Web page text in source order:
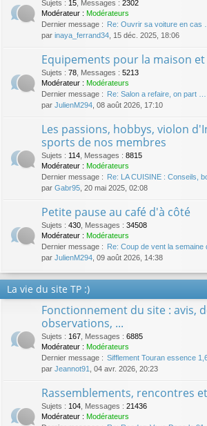
Sujets : 15 Messages : 2302
Modérateur : Modérateurs
Dernier message :
Re: Ouvrir sa voiture en cas …
par inaya_ferrand34 , 15 déc. 2025, 18:06
Equipements pour la maison
Sujets : 78 Messages : 5213
Modérateur : Modérateurs
Dernier message :
Re: Salon a refaire, on part …
par JulienM294 , 08 août 2026, 17:10
Les passions, hobbys, violon
sports de nos membres
Sujets : 114 Messages : 8815
Modérateur : Modérateurs
Dernier message :
Re: LA CUISINE : Conseils,
par Gabr95 , 20 mai 2025, 02:08
Petite pause au café d'à côté
Sujets : 430 Messages : 34508
Modérateur : Modérateurs
Dernier message :
Re: Coup de vent la semaine
par JulienM294 , 09 août 2026, 14:38
La vie du site TP :)
Fonctionnement du site : avis,
observations, ...
Sujets : 167 Messages : 6885
Modérateur : Modérateurs
Dernier message : Sifflement Touran essence
par Jeannot91 , 04 avr. 2026, 20:23
Rassemblements, rencontres
Sujets : 104 Messages : 21436
Modérateur : Modérateurs